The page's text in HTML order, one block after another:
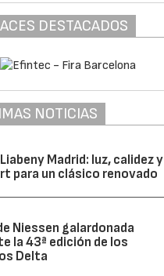
DESTACADOS
NOTICIAS
Madrid: luz, calidez y
para un clásico renovado
Niessen galardonada
la 43ª edición de los
Delta